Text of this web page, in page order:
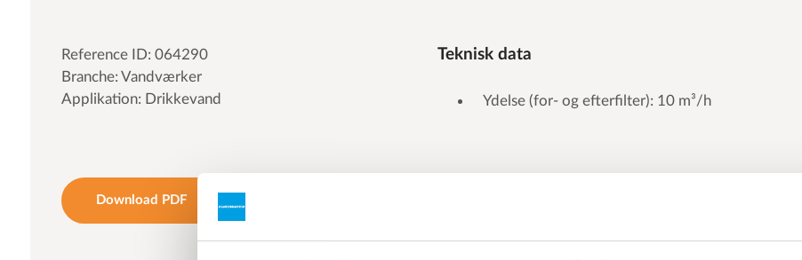
Reference ID: 064290
Branche: Vandværker
Applikation: Drikkevand
Download PDF
Teknisk data
Ydelse (for- og efterfilter): 10 m³/h